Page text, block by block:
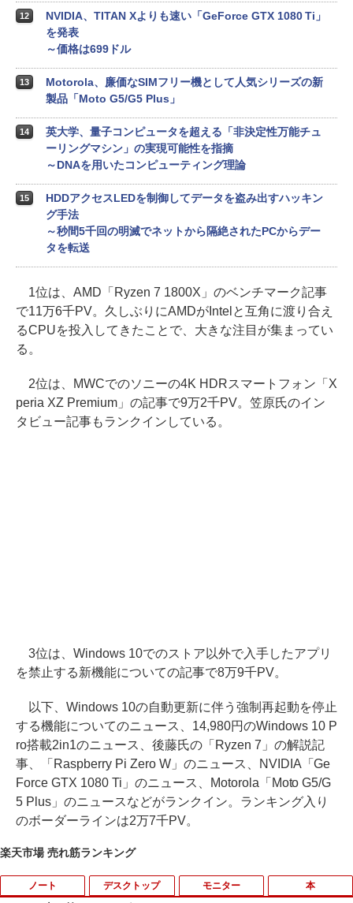
12
NVIDIA、TITAN Xよりも速い「GeForce GTX 1080 Ti」
を発表
～価格は699ドル
13
Motorola、廉価なSIMフリー機として人気シリーズの新
製品「Moto G5/G5 Plus」
14
英大学、量子コンピュータを超える「非決定性万能チュ
ーリングマシン」の実現可能性を指摘
～DNAを用いたコンピューティング理論
15
HDDアクセスLEDを制御してデータを盗み出すハッキン
グ手法
～秒間5千回の明滅でネットから隔絶されたPCからデー
タを転送
1位は、AMD「Ryzen 7 1800X」のベンチマーク記事
で11万6千PV。久しぶりにAMDがIntelと互角に渡り合え
るCPUを投入してきたことで、大きな注目が集まってい
る。
2位は、MWCでのソニーの4K HDRスマートフォン「X
peria XZ Premium」の記事で9万2千PV。笠原氏のイン
タビュー記事もランクインしている。
3位は、Windows 10でのストア以外で入手したアプリ
を禁止する新機能についての記事で8万9千PV。
以下、Windows 10の自動更新に伴う強制再起動を停止
する機能についてのニュース、14,980円のWindows 10 P
ro搭載2in1のニュース、後藤氏の「Ryzen 7」の解説記
事、「Raspberry Pi Zero W」のニュース、NVIDIA「Ge
Force GTX 1080 Ti」のニュース、Motorola「Moto G5/G
5 Plus」のニュースなどがランクイン。ランキング入り
のボーダーラインは2万7千PV。
楽天市場 売れ筋ランキング
ノート デスクトップ モニター 本